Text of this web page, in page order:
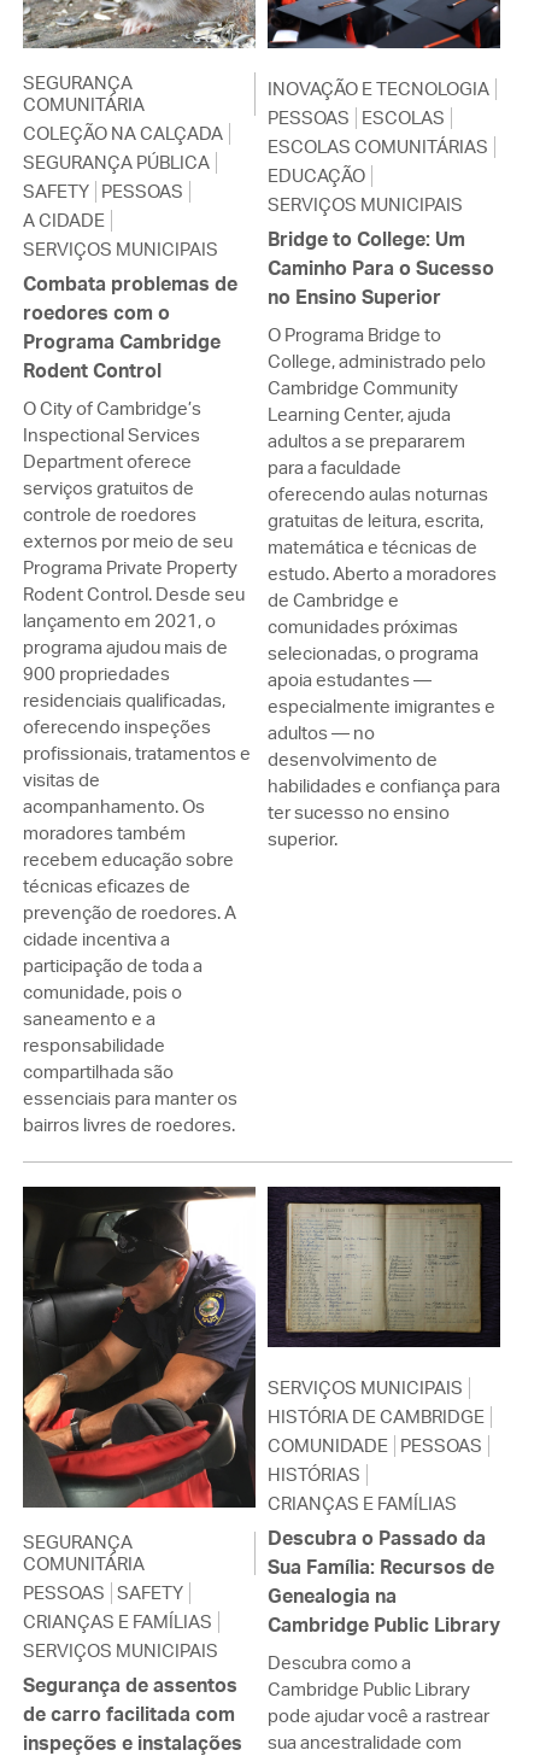
SEGURANÇA
COMUNITÁRIA
COLEÇÃO NA CALÇADA
SEGURANÇA PÚBLICA
SAFETY PESSOAS
A CIDADE
SERVIÇOS MUNICIPAIS
Combata problemas de
roedores com o
Programa Cambridge
Rodent Control
O City of Cambridge’s
Inspectional Services
Department oferece
serviços gratuitos de
controle de roedores
externos por meio de seu
Programa Private Property
Rodent Control. Desde seu
lançamento em 2021, o
programa ajudou mais de
900 propriedades
residenciais qualificadas,
oferecendo inspeções
profissionais, tratamentos e
visitas de
acompanhamento. Os
moradores também
recebem educação sobre
técnicas eficazes de
prevenção de roedores. A
cidade incentiva a
participação de toda a
comunidade, pois o
saneamento e a
responsabilidade
compartilhada são
essenciais para manter os
bairros livres de roedores.
INOVAÇÃO E TECNOLOGIA
PESSOAS
ESCOLAS
ESCOLAS COMUNITÁRIAS
EDUCAÇÃO
SERVIÇOS MUNICIPAIS
Bridge to College: Um
Caminho Para o Sucesso
no Ensino Superior
O Programa Bridge to
College, administrado pelo
Cambridge Community
Learning Center, ajuda
adultos a se prepararem
para a faculdade
oferecendo aulas noturnas
gratuitas de leitura, escrita,
matemática e técnicas de
estudo. Aberto a moradores
de Cambridge e
comunidades próximas
selecionadas, o programa
apoia estudantes —
especialmente imigrantes e
adultos — no
desenvolvimento de
habilidades e confiança para
ter sucesso no ensino
superior.
SEGURANÇA
COMUNITÁRIA
PESSOAS SAFETY
CRIANÇAS E FAMÍLIAS
SERVIÇOS MUNICIPAIS
Segurança de assentos
de carro facilitada com
inspeções e instalações
SERVIÇOS MUNICIPAIS
HISTÓRIA DE CAMBRIDGE
COMUNIDADE PESSOAS
HISTÓRIAS
CRIANÇAS E FAMÍLIAS
Descubra o Passado da
Sua Família: Recursos de
Genealogia na
Cambridge Public Library
Descubra como a
Cambridge Public Library
pode ajudar você a rastrear
sua ancestralidade com